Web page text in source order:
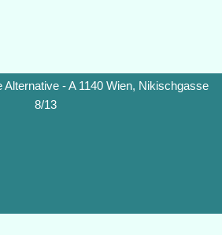
- A 1140 Wien, Nikischgasse
8/13